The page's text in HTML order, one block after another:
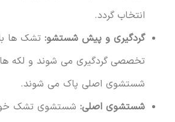
انتخاب گردد.
گردگیری و پیش شستشو:تشک ها با
تخصصی گردگیری می شوند و لکه
شستشوی اصلی پاک می شوند.
شستشوی اصلی:شستشوی تشک